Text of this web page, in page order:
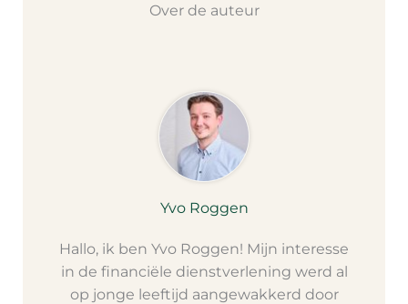
Over de auteur
Yvo Roggen
Hallo, ik ben Yvo Roggen! Mijn interesse
in de financiële dienstverlening werd al
op jonge leeftijd aangewakkerd door